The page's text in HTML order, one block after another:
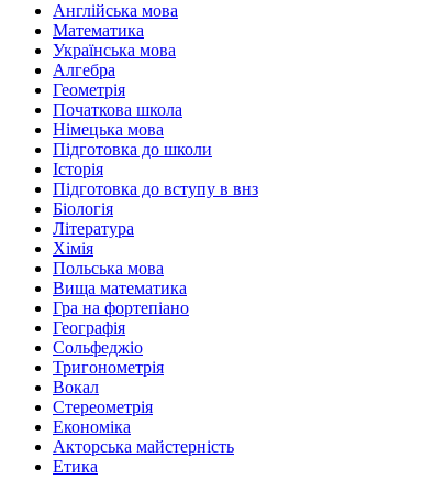
Англійська мова
Математика
Українська мова
Алгебра
Геометрія
Початкова школа
Німецька мова
Підготовка до школи
Історія
Підготовка до вступу в внз
Біологія
Література
Хімія
Польська мова
Вища математика
Гра на фортепіано
Географія
Сольфеджіо
Тригонометрія
Вокал
Стереометрія
Економіка
Акторська майстерність
Етика